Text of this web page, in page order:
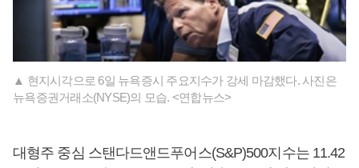
▲ 현지시각으로 6일 뉴욕증시 주요지수가 강세 마감했다. 사진은
뉴욕증권거래소(NYSE)의 모습. <연합뉴스>
대형주 중심 스탠다드앤드푸어스(S&P)500지수는 11.42